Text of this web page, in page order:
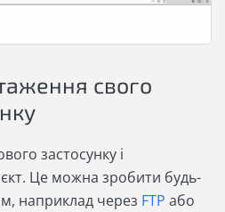
свого
застосунку і
Це можна зробити будь-
наприклад через FTP або